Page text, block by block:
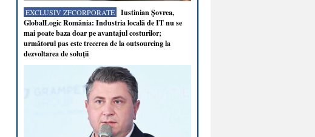
EXCLUSIV ZFCORPORATE
Iustinian Şovrea,
GlobalLogic România: Industria locală de IT nu se
mai poate baza doar pe avantajul costurilor;
următorul pas este trecerea de la outsourcing la
dezvoltarea de soluţii